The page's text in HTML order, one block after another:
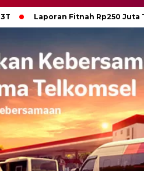
Laporan Fitnah Rp250 Juta Tak